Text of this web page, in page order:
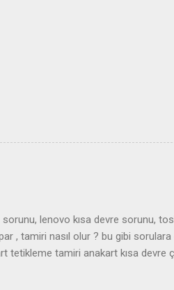
lenovo kısa devre sorunu,
, tamiri nasıl olur ? bu gibi
tetikleme tamiri anakart kısa devre